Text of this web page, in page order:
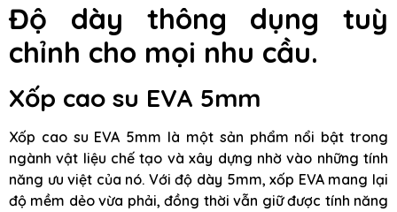
Độ dày thông dụng tuỳ
chỉnh cho mọi nhu cầu.
Xốp cao su EVA 5mm
Xốp cao su EVA 5mm là một sản phẩm nổi bật trong
ngành vật liệu chế tạo và xây dựng nhờ vào những tính
năng ưu việt của nó. Với độ dày 5mm, xốp EVA mang lại
độ mềm dẻo vừa phải, đồng thời vẫn giữ được tính năng